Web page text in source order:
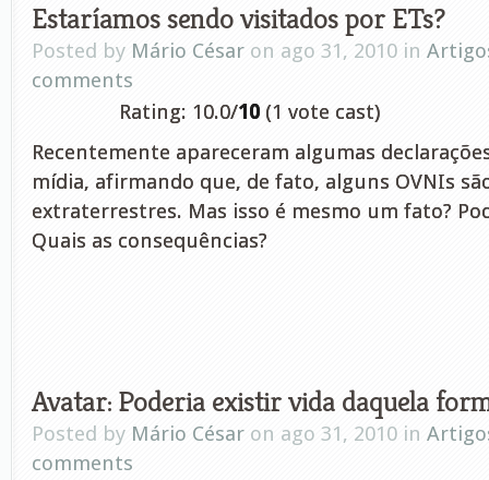
Estaríamos sendo visitados por ETs?
Posted by Mário César on ago 31, 2010 in
comments
Rating: 10.0/10 (1 vote cast)
Recentemente apareceram algumas
mídia, afirmando que, de fato, alguns OVNIs
extraterrestres. Mas isso é mesmo um fato?
Quais as consequências?
Avatar: Poderia existir vida daquela
Posted by Mário César on ago 31, 2010 in
comments